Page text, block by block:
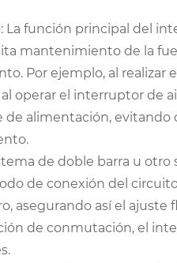
función principal del
mantenimiento de la
Por ejemplo, al
operar el interruptor de
alimentación,
de doble barra u
de conexión del
asegurando así el
de conmutación, el